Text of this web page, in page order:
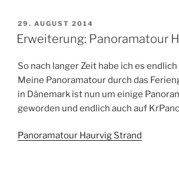
VERÖFFENTLICHT
AM
29. AUGUST 2014
Erweiterung: Panoramatour
So nach langer Zeit habe ich es
Meine Panoramatour durch das
in Dänemark ist nun um einige
geworden und endlich auch auf
Panoramatour Haurvig Strand